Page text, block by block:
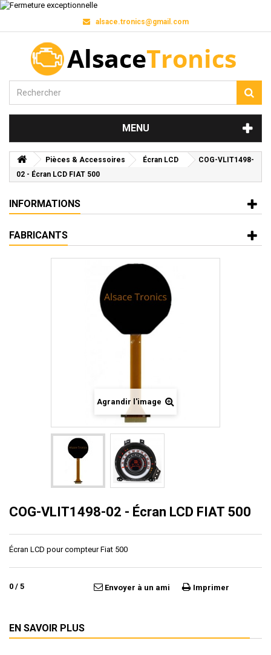
alsace.tronics@gmail.com
MENU
Pièces & Accessoires Écran LCD
COG-VLIT1498-
02 - Écran LCD FIAT 500
INFORMATIONS
FABRICANTS
Agrandir l'image
COG-VLIT1498-02 - Écran LCD FIAT 500
Écran LCD pour compteur Fiat 500
0 / 5 Envoyer à un ami Imprimer
EN SAVOIR PLUS